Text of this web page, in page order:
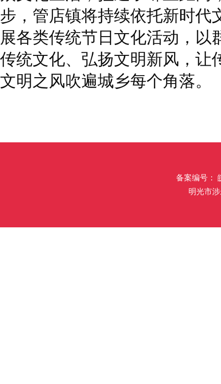
步，管店镇将持续依托新时代
展各类传统节日文化活动，以
传统文化、弘扬文明新风，让
文明之风吹遍城乡每个角落。
备案编号：
明光市